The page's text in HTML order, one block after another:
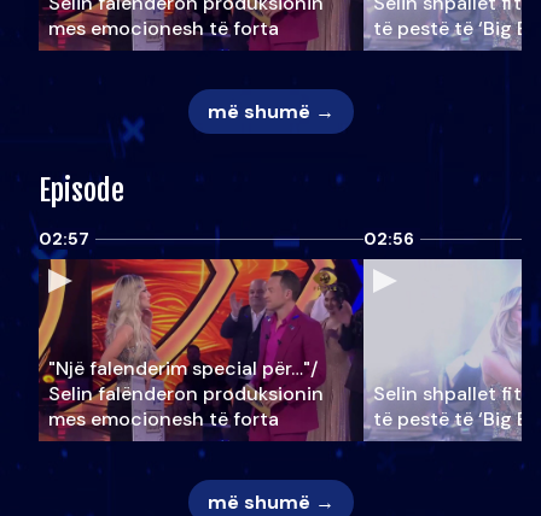
mes emocionesh të forta
të pestë të ‘Big
më shumë →
Episode
02:57
"Një falenderim special për…"/
Selin falënderon produksionin
mes emocionesh të forta
02:56
Selin shpallet
të pestë të ‘Big
më shumë →